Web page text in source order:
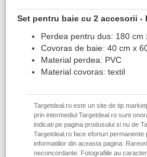
Set pentru baie cu 2 accesorii -
Perdea pentru dus: 180 cm
Covoras de baie: 40 cm x
Material perdea: PVC
Material covoras: textil
Targetdeal.ro este un site de tip
prin intermediul Targetdeal.ro sunt
indicati pe pagina produsului si nu de
Targetdeal.ro face eforturi
informatiilor din aceasta pagina.
neconcordante. Fotografiile au